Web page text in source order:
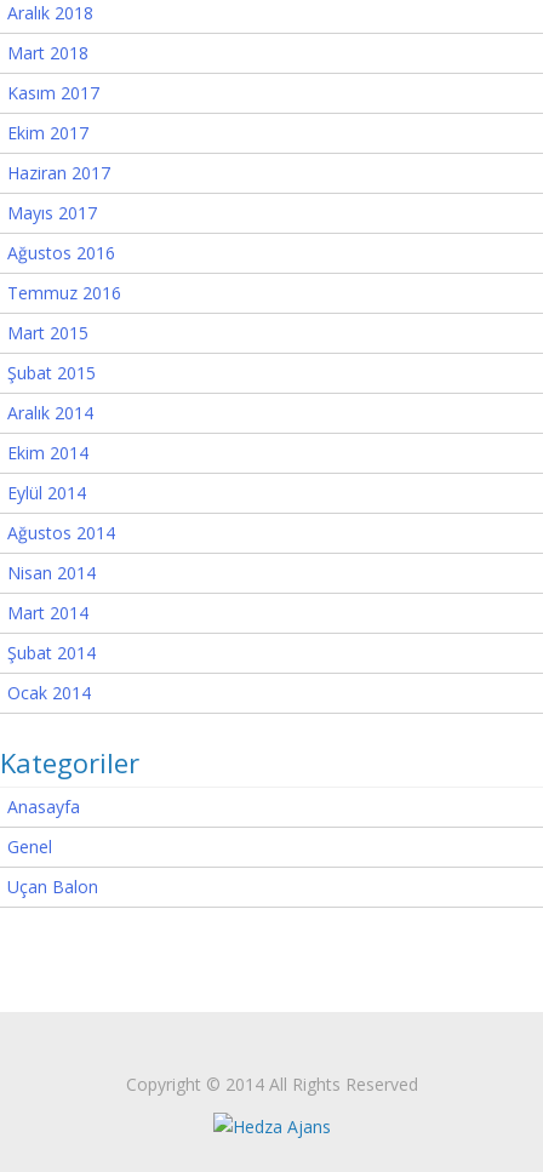
Aralık 2018
Mart 2018
Kasım 2017
Ekim 2017
Haziran 2017
Mayıs 2017
Ağustos 2016
Temmuz 2016
Mart 2015
Şubat 2015
Aralık 2014
Ekim 2014
Eylül 2014
Ağustos 2014
Nisan 2014
Mart 2014
Şubat 2014
Ocak 2014
Kategoriler
Anasayfa
Genel
Uçan Balon
Copyright © 2014 All Rights Reserved